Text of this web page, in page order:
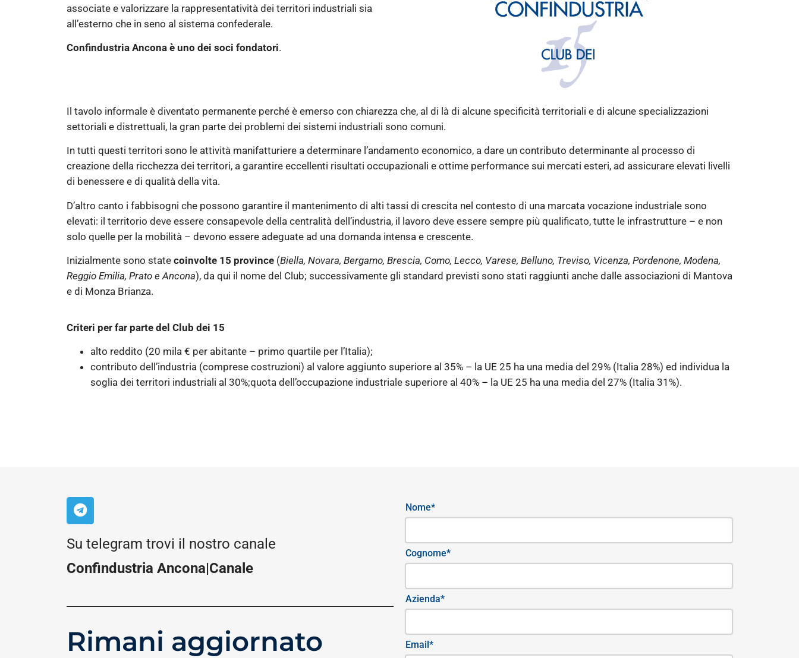
associate e valorizzare la rappresentatività dei territori industriali sia
all’esterno che in seno al sistema confederale.
Confindustria Ancona è uno dei soci fondatori.
Il tavolo informale è diventato permanente perché è emerso con chiarezza che, al di là di alcune specificità territoriali e di alcune specializzazioni
settoriali e distrettuali, la gran parte dei problemi dei sistemi industriali sono comuni.
In tutti questi territori sono le attività manifatturiere a determinare l’andamento economico, a dare un contributo determinante al processo di
creazione della ricchezza dei territori, a garantire eccellenti risultati occupazionali e ottime performance sui mercati esteri, ad assicurare elevati livelli
di benessere e di qualità della vita.
D’altro canto i fabbisogni che possono garantire il mantenimento di alti tassi di crescita nel contesto di una marcata vocazione industriale sono
elevati: il territorio deve essere consapevole della centralità dell’industria, il lavoro deve essere sempre più qualificato, tutte le infrastrutture – e non
solo quelle per la mobilità – devono essere adeguate ad una domanda intensa e crescente.
Inizialmente sono state coinvolte 15 province (Biella, Novara, Bergamo, Brescia, Como, Lecco, Varese, Belluno, Treviso, Vicenza, Pordenone, Modena,
Reggio Emilia, Prato e Ancona), da qui il nome del Club; successivamente gli standard previsti sono stati raggiunti anche dalle associazioni di Mantova
e di Monza Brianza.
Criteri per far parte del Club dei 15
alto reddito (20 mila € per abitante – primo quartile per l’Italia);
contributo dell’industria (comprese costruzioni) al valore aggiunto superiore al 35% – la UE 25 ha una media del 29% (Italia 28%) ed individua la
soglia dei territori industriali al 30%;quota dell’occupazione industriale superiore al 40% – la UE 25 ha una media del 27% (Italia 31%).
Su telegram trovi il nostro canale
Confindustria Ancona|Canale
Rimani aggiornato
Nome*
Cognome*
Azienda*
Email*